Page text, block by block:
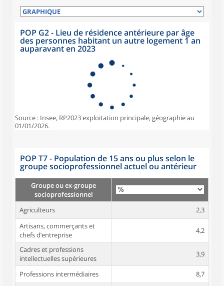
POP G2 - Lieu de résidence antérieure par âge
des personnes habitant un autre logement 1 an
auparavant en 2023
Source : Insee, RP2023 exploitation principale, géographie au
01/01/2026.
POP T7 - Population de 15 ans ou plus selon le
groupe socioprofessionnel actuel ou antérieur
Groupe ou ex-groupe
socioprofessionnel
Agriculteurs
2,3
Artisans, commerçants et
chefs d’entreprise
4,2
Cadres et professions
intellectuelles supérieures
3,9
Professions intermédiaires
8,7